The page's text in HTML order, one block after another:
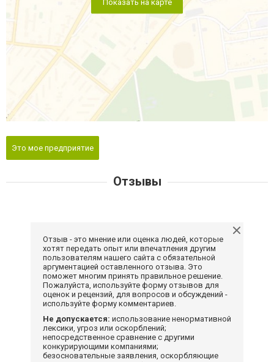
Это мое предприятие
Отзывы
Отзыв - это мнение или оценка людей, которые
хотят передать опыт или впечатления другим
пользователям нашего сайта с обязательной
аргументацией оставленного отзыва. Это
поможет многим принять правильное решение.
Пожалуйста, используйте форму отзывов для
оценок и рецензий, для вопросов и обсуждений -
используйте форму комментариев.
Не допускается: использование ненормативной
лексики, угроз или оскорблений;
непосредственное сравнение с другими
конкурирующими компаниями;
безосновательные заявления, оскорбляющие